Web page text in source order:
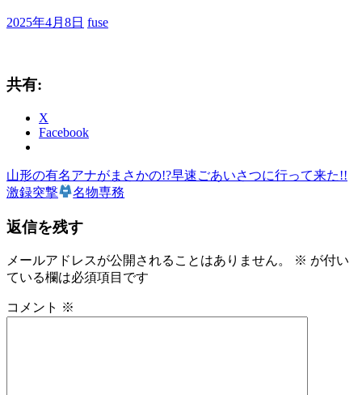
2025年4月8日 fuse
共有:
X
Facebook
投
稿
ナ
ビ
ゲ
ー
前
の
事:
山形の有名アナがまさかの!?早速ごあいさつに行って来た!!
激録突撃
名物専務
返信を残す
メールアドレスが公開されることはありません。 ※ が付い
ている欄は必須項目です
コメント ※